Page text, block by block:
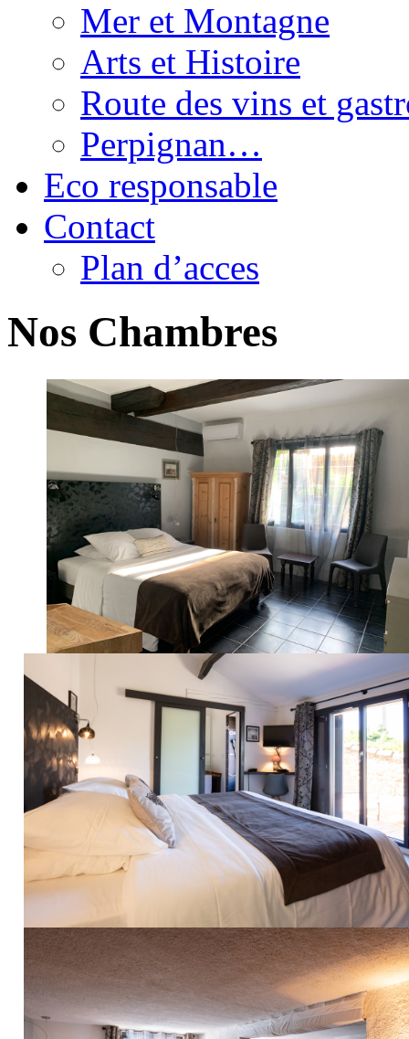
Mer et Montagne
Arts et Histoire
Route des vins et
Perpignan…
Eco responsable
Contact
Plan d’acces
Nos Chambres